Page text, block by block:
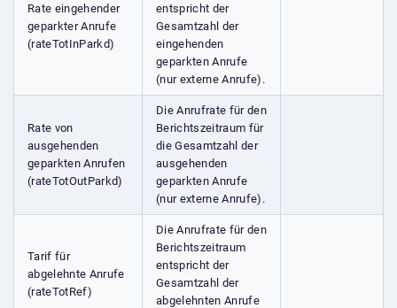
Rate eingehender
geparkter Anrufe
(rateTotInParkd)
entspricht der
Gesamtzahl der
eingehenden
geparkten Anrufe
(nur externe Anrufe).
Rate von
ausgehenden
geparkten Anrufen
(rateTotOutParkd)
Die Anrufrate für den
Berichtszeitraum für
die Gesamtzahl der
ausgehenden
geparkten Anrufe
(nur externe Anrufe).
Tarif für
abgelehnte Anrufe
(rateTotRef)
Die Anrufrate für den
Berichtszeitraum
entspricht der
Gesamtzahl der
abgelehnten Anrufe